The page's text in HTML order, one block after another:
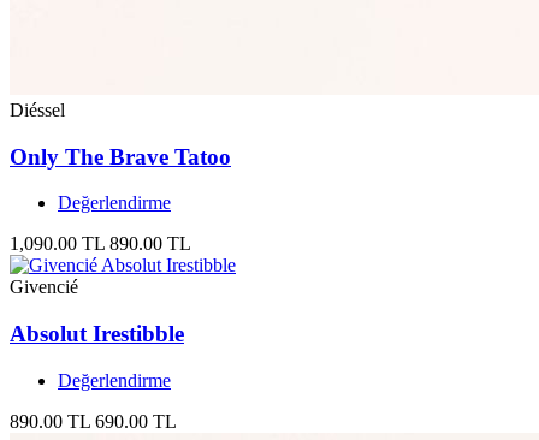
Diéssel
Only The Brave Tatoo
Değerlendirme
1,090.00 TL 890.00 TL
Givencié
Absolut Irestibble
Değerlendirme
890.00 TL 690.00 TL